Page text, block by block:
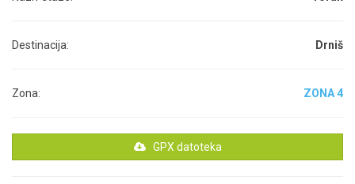
Destinacija: Drniš
Zona: ZONA 4
GPX datoteka